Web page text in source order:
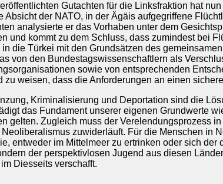
Gutachten für die Linksfraktion hat
Absicht der NATO, in der Ägäis aufgegriffene
analysierte er das Vorhaben unter dem
und kommt zu dem Schluss, dass zumindest bei
die Türkei mit den Grundsätzen des
von den Bundestagswissenschaftlern als
sowie von entsprechenden
zu weisen, dass die Anforderungen an einen
Kriminalisierung und Deportation sind die
das Fundament unserer eigenen Grundwerte
gelten. Zugleich muss der Verelendungsprozess
zuwiderläuft. Für die Menschen in
entweder im Mittelmeer zu ertrinken oder sich
der perspektivlosen Jugend aus diesen
Diesseits verschafft.